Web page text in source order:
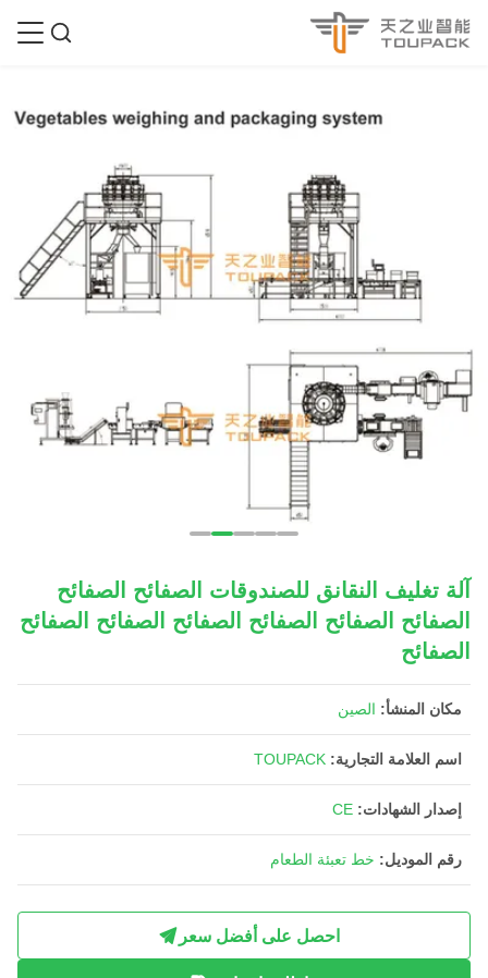
آلة تغليف النقانق للصندوقات الصفائح الصفائح
الصفائح الصفائح الصفائح الصفائح الصفائح الصفائح
الصفائح
مكان المنشأ: الصين
اسم العلامة التجارية: TOUPACK
إصدار الشهادات: CE
رقم الموديل: خط تعبئة الطعام
احصل على أفضل سعر